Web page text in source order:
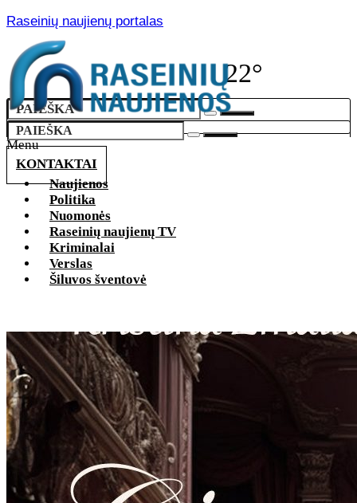
Raseinių naujienų portalas
22°
KONTAKTAI
Menu
Naujienos
Politika
Nuomonės
Raseinių naujienų TV
Kriminalai
Verslas
Šiluvos šventovė